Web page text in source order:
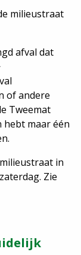
milieustraat
afval dat
of andere
Tweemat
hebt maar één
in
Zie